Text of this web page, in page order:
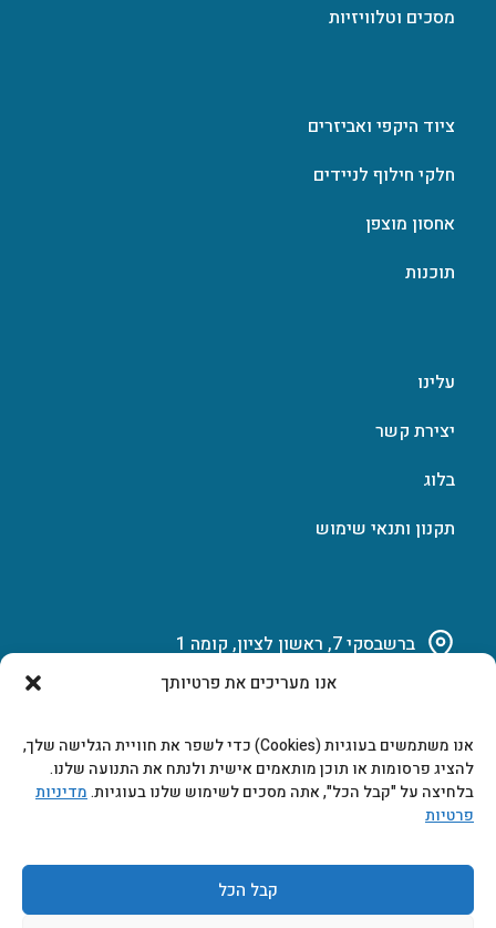
אנו מעריכים את פרטיותך
אנו משתמשים בעוגיות (Cookies) כדי לשפר את חוויית הגלישה שלך,
להציג פרסומות או תוכן מותאמים אישית ולנתח את התנועה שלנו.
בלחיצה על "קבל הכל", אתה מסכים לשימוש שלנו בעוגיות.מדיניות
פרטיות
קבל הכל
מסכים וטלוויזיות
ציוד היקפי ואביזרים
חלקי חילוף לניידים
אחסון מוצפן
תוכנות
עלינו
יצירת קשר
בלוג
תקנון ותנאי שימוש
ברשבסקי 7, ראשון לציון, קומה 1
marketing@b-tech.co.il